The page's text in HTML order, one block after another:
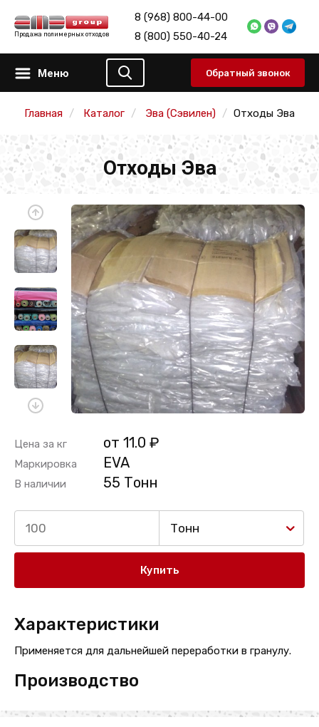
Продажа полимерных отходов
8 (968) 800-44-00
8 (800) 550-40-24
Меню Обратный звонок
Главная Каталог Эва (Сэвилен) Отходы Эва
Отходы Эва
Цена за кг от 11.0 ₽
Маркировка EVA
В наличии 55 Тонн
Тонн
Купить
Характеристики
Применяется для дальнейшей переработки в гранулу.
Производство